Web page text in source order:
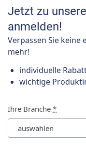
Jetzt zu
anmelden!
Verpassen Sie keine
mehr!
individuelle
wichtige
Ihre Branche *